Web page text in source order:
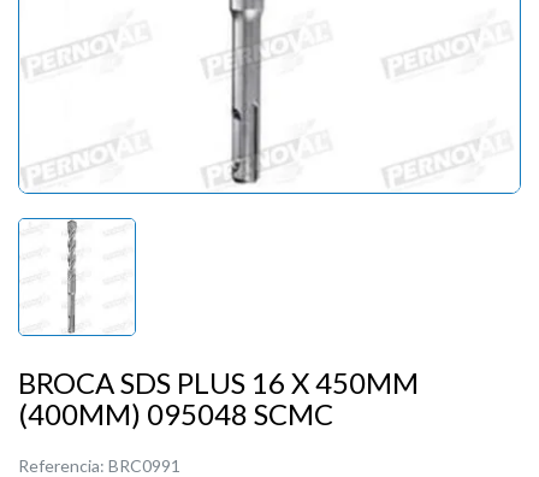
BROCA SDS PLUS 16 X 450MM
(400MM) 095048 SCMC
Referencia: BRC0991